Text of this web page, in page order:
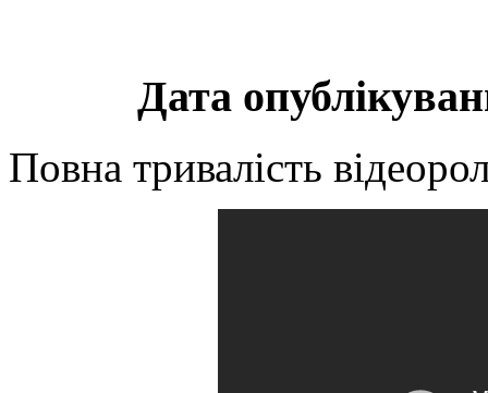
Дата
Повна тривалість